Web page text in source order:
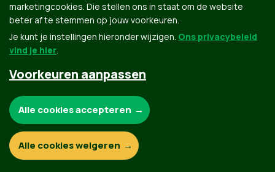
marketingcookies. Die stellen ons in staat om de website
beter af te stemmen op jouw voorkeuren.
Je kunt je instellingen hieronder wijzigen. Ons privacybeleid
vind je hier.
Voorkeuren aanpassen
Functionele en analytische cookies:
Alle cookies accepteren
Alle cookies weigeren